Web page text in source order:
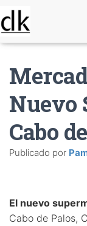
Nuevo
Cabo
Publicado por
El nuevo
Cabo de Palos,